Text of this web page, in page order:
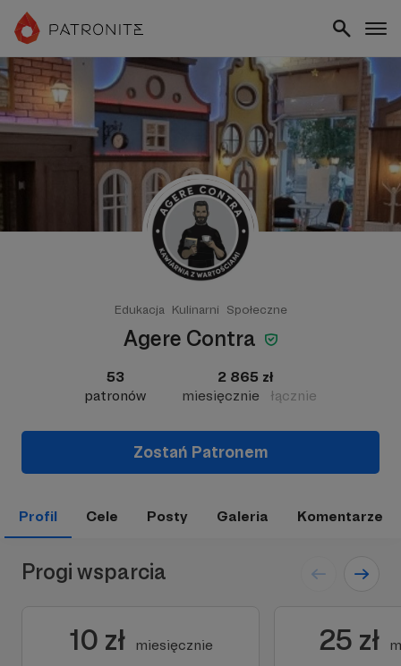
Edukacja Kulinarni Społeczne
Agere Contra
53
patronów
2 865 zł
miesięcznie
łącznie
Zostań Patronem
Profil Cele Posty Galeria Komentarze
Progi wsparcia
10 zł miesięcznie 25 zł